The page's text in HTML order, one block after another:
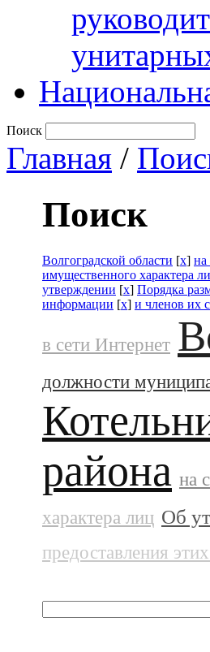
Поиск
Главная /
Поиск
Волгоградской области [x] на
имущественного характера
утверждении [x] Порядка
информации [x] и членов их
в сети Интернет
должности
района на
характера лиц Об
предоставления